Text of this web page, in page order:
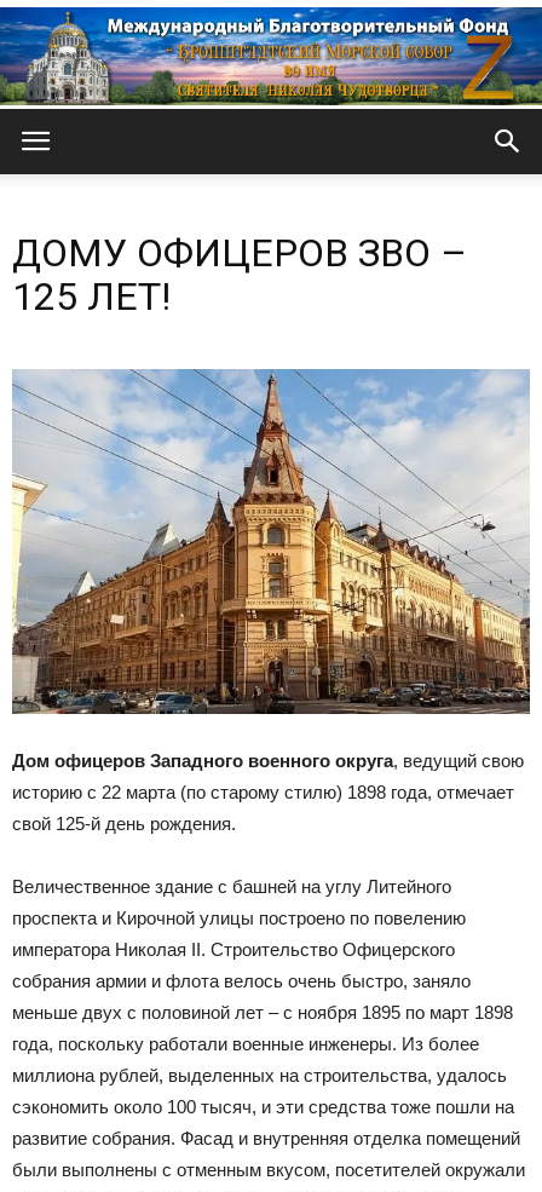
Морской
собор
ДОМУ ОФИЦЕРОВ ЗВО –
125 ЛЕТ!
Дом офицеров Западного военного округа, ведущий свою
историю с 22 марта (по старому стилю) 1898 года, отмечает
свой 125-й день рождения.
Величественное здание с башней на углу Литейного
проспекта и Кирочной улицы построено по повелению
императора Николая II. Строительство Офицерского
собрания армии и флота велось очень быстро, заняло
меньше двух с половиной лет – с ноября 1895 по март 1898
года, поскольку работали военные инженеры. Из более
миллиона рублей, выделенных на строительства, удалось
сэкономить около 100 тысяч, и эти средства тоже пошли на
развитие собрания. Фасад и внутренняя отделка помещений
были выполнены с отменным вкусом, посетителей окружали